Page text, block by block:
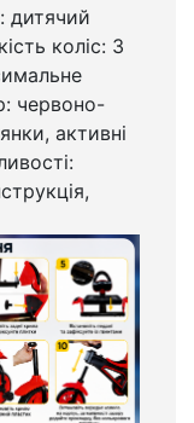
дитячий
коліс: 3
червоно-
активні